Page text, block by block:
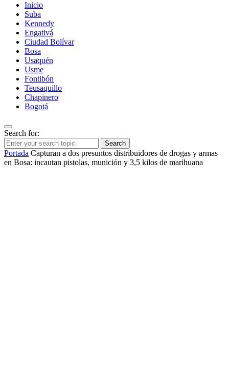
Inicio
Suba
Kennedy
Engativá
Ciudad Bolívar
Bosa
Usaquén
Usme
Fontibón
Teusaquillo
Chapinero
Bogotá
Search for:
Search
Portada Capturan a dos presuntos distribuidores de drogas y armas
en Bosa: incautan pistolas, munición y 3,5 kilos de marihuana